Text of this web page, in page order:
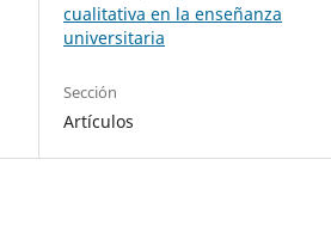
cualitativa en la enseñanza
universitaria
Sección
Artículos